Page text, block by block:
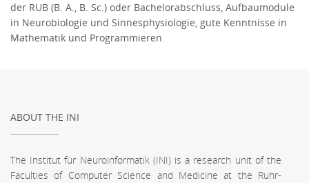
der RUB (B. A., B. Sc.) oder Bachelorabschluss, Aufbaumodule
in Neurobiologie und Sinnesphysiologie, gute Kenntnisse in
Mathematik und Programmieren.
ABOUT THE INI
The Institut für Neuroinformatik (INI) is a research unit of the
Faculties of Computer Science and Medicine at the Ruhr-